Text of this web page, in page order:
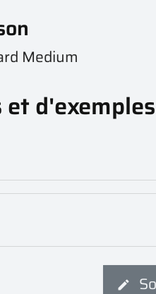
Medium
d'exemples